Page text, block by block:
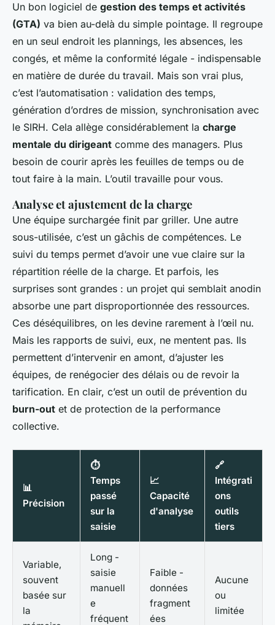
Un bon logiciel de gestion des temps et activités
(GTA) va bien au-delà du simple pointage. Il regroupe
en un seul endroit les plannings, les absences, les
congés, et même la conformité légale - indispensable
en matière de durée du travail. Mais son vrai plus,
c’est l’automatisation : validation des temps,
génération d’ordres de mission, synchronisation avec
le SIRH. Cela allège considérablement la charge
mentale du dirigeant comme des managers. Plus
besoin de courir après les feuilles de temps ou de
tout faire à la main. L’outil travaille pour vous.
Analyse et ajustement de la charge
Une équipe surchargée finit par griller. Une autre
sous-utilisée, c’est un gâchis de compétences. Le
suivi du temps permet d’avoir une vue claire sur la
répartition réelle de la charge. Et parfois, les
surprises sont grandes : un projet qui semblait anodin
absorbe une part disproportionnée des ressources.
Ces déséquilibres, on les devine rarement à l’œil nu.
Mais les rapports de suivi, eux, ne mentent pas. Ils
permettent d’intervenir en amont, d’ajuster les
équipes, de renégocier des délais ou de revoir la
tarification. En clair, c’est un outil de prévention du
burn-out et de protection de la performance
collective.
📊
Précision
⏱️
Temps
passé
sur la
saisie
📈
Capacité
d'analyse
🔗
Intégrati
ons
outils
tiers
Variable,
souvent
basée sur
la
Long -
saisie
manuell
e
fréquent
Faible -
données
fragment
ées
Aucune
ou
limitée